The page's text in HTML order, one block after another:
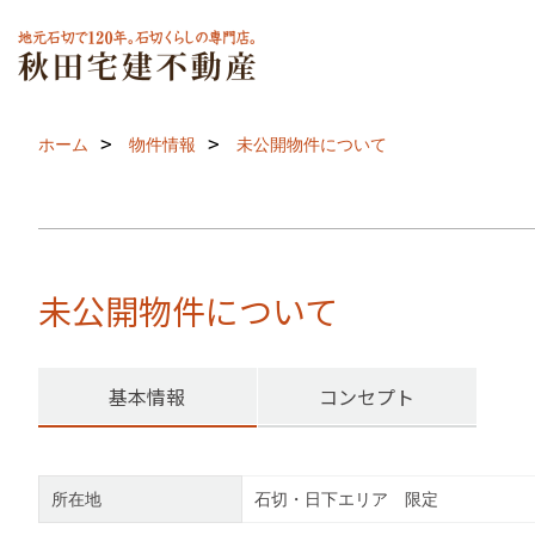
ホーム 物件情報 未公開物件について
未公開物件について
基本情報 コンセプト
所在地 石切・日下エリア 限定